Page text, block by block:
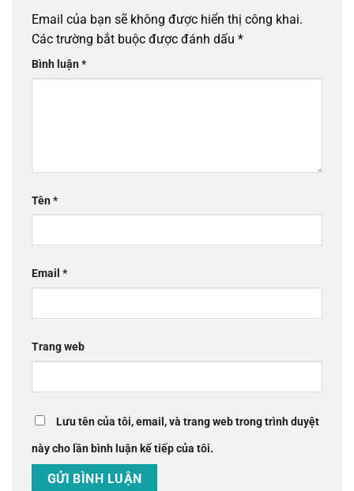
Email của bạn sẽ không được hiển thị công khai.
Các trường bắt buộc được đánh dấu *
Bình luận*
Tên*
Email *
Trang web
Lưu tên của tôi, email, và trang web trong trình duyệt
này cho lần bình luận kế tiếp của tôi.